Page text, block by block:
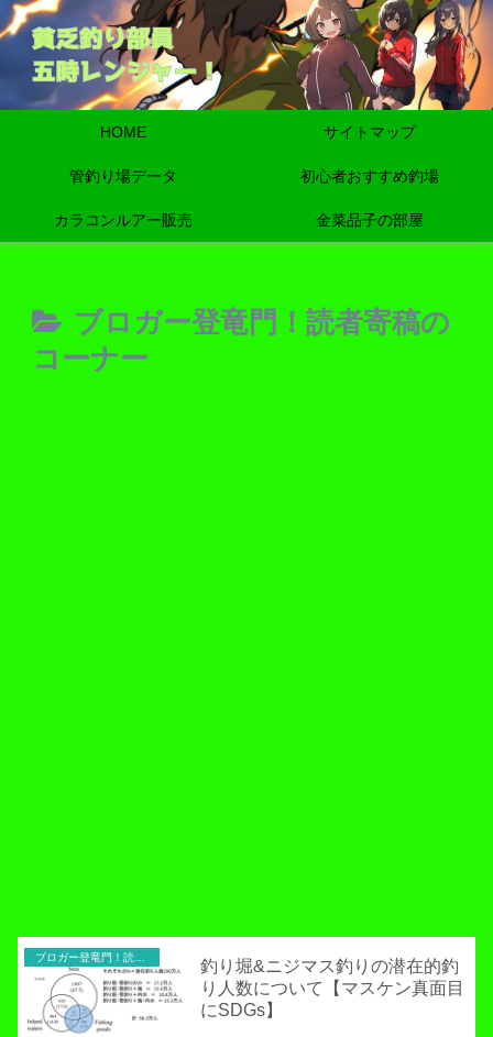
HOME サイトマップ
管釣り場データ 初心者おすすめ釣場
カラコンルアー販売 金菜品子の部屋
ブロガー登竜門！読者寄稿の
コーナー
釣り堀&ニジマス釣りの潜在的釣
り人数について【マスケン真面目
にSDGs】